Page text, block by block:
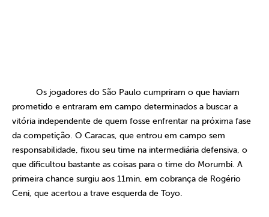
Os jogadores do São Paulo cumpriram o que haviam
prometido e entraram em campo determinados a buscar a
vitória independente de quem fosse enfrentar na próxima fase
da competição. O Caracas, que entrou em campo sem
responsabilidade, fixou seu time na intermediária defensiva, o
que dificultou bastante as coisas para o time do Morumbi. A
primeira chance surgiu aos 11min, em cobrança de Rogério
Ceni, que acertou a trave esquerda de Toyo.